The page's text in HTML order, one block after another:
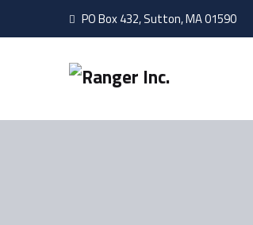
PO Box 432, Sutton, MA 01590